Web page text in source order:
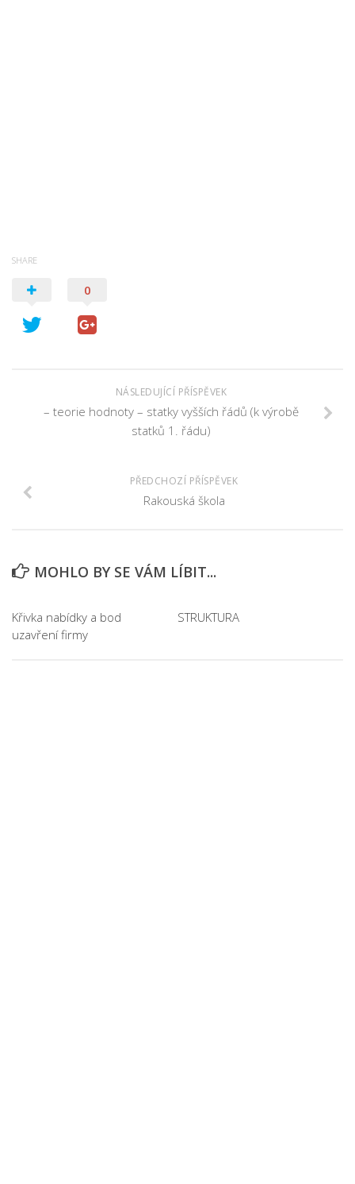
SHARE
0
NÁSLEDUJÍCÍ PŘÍSPĚVEK
– teorie hodnoty – statky vyšších řádů (k výrobě
statků 1. řádu)
PŘEDCHOZÍ PŘÍSPĚVEK
Rakouská škola
MOHLO BY SE VÁM LÍBIT...
Křivka nabídky a bod
uzavření firmy
STRUKTURA